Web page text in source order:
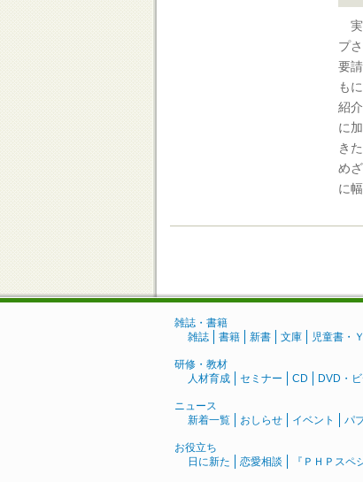
実
プ
要
も
紹
に
き
め
に
雑誌・書籍
雑誌
書籍 新書 文庫 児童書・
研修・教材
人材育成
セミナー CD DVD・
ニュース
新着一覧
おしらせ イベント パ
お役立ち
日に新た
恋愛相談 『ＰＨＰスペ